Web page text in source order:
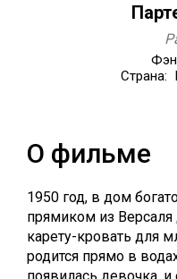
Страна:
О фильме
1950 год, в дом
прямиком из
карету-кровать для
родится прямо в